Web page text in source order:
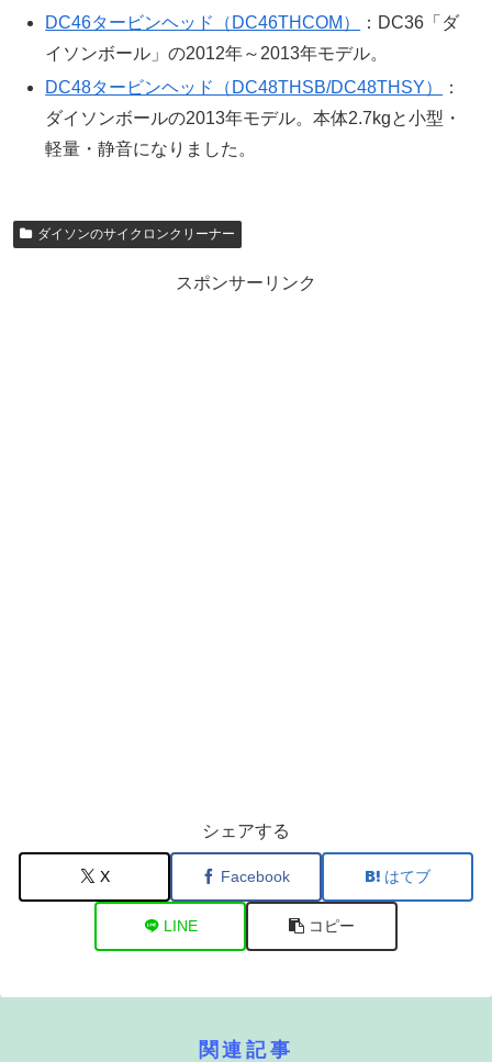
DC46タービンヘッド（DC46THCOM）
：DC36「ダ
イソンボール」の2012年～2013年モデル。
DC48タービンヘッド（DC48THSB/DC48THSY）
：
ダイソンボールの2013年モデル。本体2.7kgと小型・
軽量・静音になりました。
ダイソンのサイクロンクリーナー
スポンサーリンク
シェアする
X Facebook はてブ
LINE コピー
関連記事